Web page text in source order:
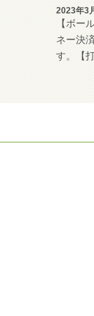
2023年3
【ボー
ネー決
す。【